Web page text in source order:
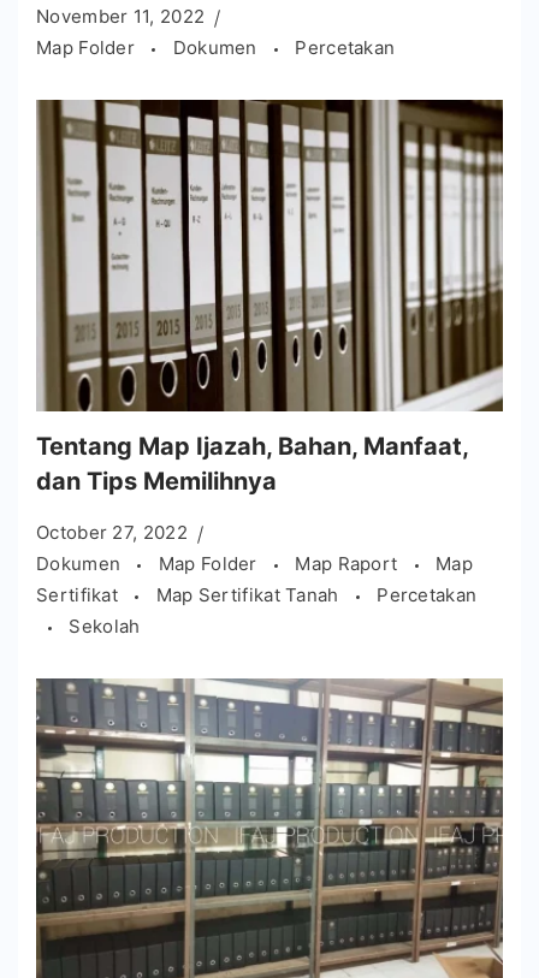
November 11, 2022
Map Folder
Dokumen Percetakan
Tentang Map Ijazah, Bahan, Manfaat,
dan Tips Memilihnya
October 27, 2022
Dokumen
Map Folder Map Raport
Map
Sertifikat
Map Sertifikat Tanah
Percetakan
Sekolah